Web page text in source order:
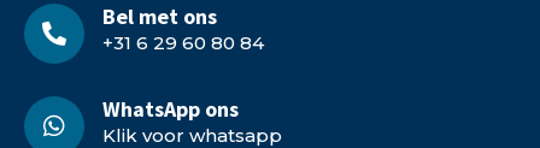
Bel met ons
+31 6 29 60 80 84
WhatsApp ons
Klik voor whatsapp